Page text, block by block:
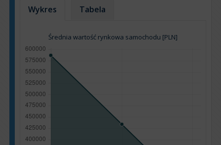
Wykres Tabela
Średnia wartość rynkowa samochodu [PLN]